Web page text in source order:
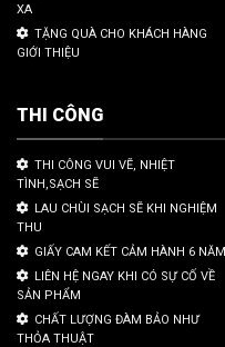
XA
TẶNG QUÀ CHO KHÁCH HÀNG
GIỚI THIỆU
THI CÔNG
THI CÔNG VUI VẼ, NHIỆT
TÌNH,SẠCH SẼ
LAU CHÙI SẠCH SẼ KHI NGHIỆM
THU
GIẤY CAM KẾT CẢM HÀNH 6 NĂM
LIÊN HỆ NGAY KHI CÓ SỰ CỐ VỀ
SẢN PHẨM
CHẤT LƯỢNG ĐÀM BẢO NHƯ
THỎA THUẬT